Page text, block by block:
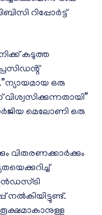
റിപ്പോർട്ട്
കടുത്ത
ഒരു
മെലോണി ഒരു
വിതരണക്കാർക്കും